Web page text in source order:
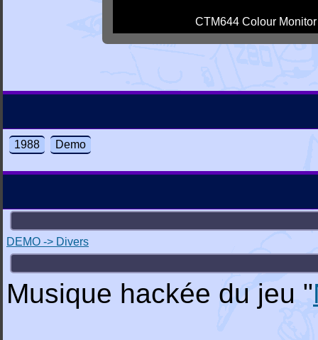
CTM644 Colour Monitor
1988 Demo
DEMO -> Divers
Musique hackée du jeu "